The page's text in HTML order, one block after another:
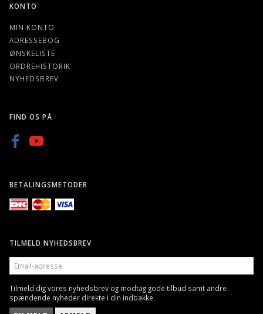
KONTO
MIN KONTO
ADRESSEBOG
ØNSKELISTE
ORDREHISTORIK
NYHEDSBREV
FIND OS PÅ
BETALINGSMETODER
TILMELD NYHEDSBREV
EMAIL-
ADRESSE
Tilmeld dig vores nyhedsbrev og modtag gode tilbud samt andre
spændende nyheder direkte i din indbakke.